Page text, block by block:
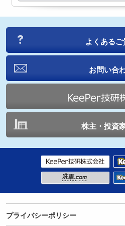
よくあるご
お問い合
株主・投資
プライバシーポリシー